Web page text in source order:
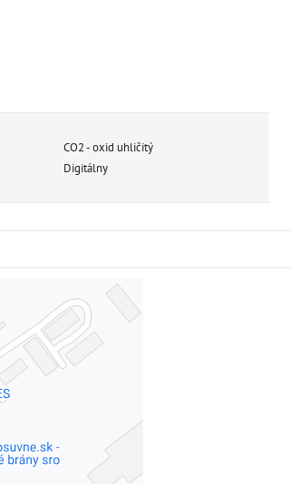
CO2 - oxid uhličitý
Digitálny
súkromia
Funkčné